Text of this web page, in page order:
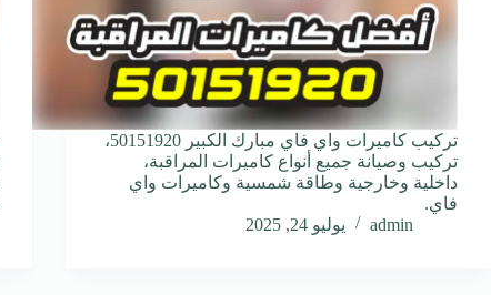
تركيب كاميرات واي فاي مبارك الكبير 50151920،
تركيب وصيانة جميع أنواع كاميرات المراقبة،
داخلية وخارجية وطاقة شمسية وكاميرات واي
فاي.
admin
يوليو 24, 2025